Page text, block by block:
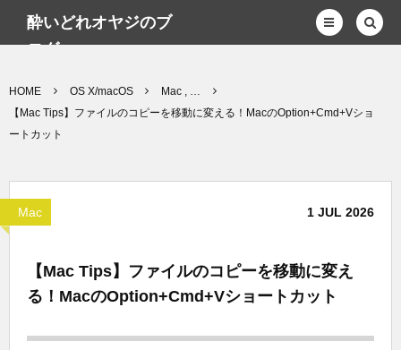
酔いどれオヤジのブ
ログwp
HOME OS X/macOS
Mac , …
【Mac Tips】ファイルのコピーを移動に変える！MacのOption+Cmd+Vショ
ートカット
Mac 1 JUL 2026
【Mac Tips】ファイルのコピーを移動に変え
る！MacのOption+Cmd+Vショートカット